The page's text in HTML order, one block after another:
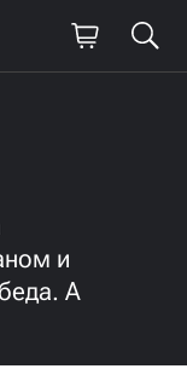
и
А
1000